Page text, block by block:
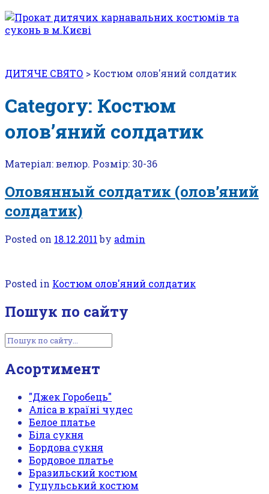
ДИТЯЧЕ СВЯТО > Костюм олов'яний солдатик
Category: Костюм
олов’яний солдатик
Матеріал: велюр. Розмір: 30-36
Оловянный солдатик (олов’яний
солдатик)
Posted on 18.12.2011 by admin
Posted in Костюм олов'яний солдатик
Пошук по сайту
Асортимент
"Джек Горобець"
Аліса в країні чудес
Белое платье
Біла сукня
Бордова сукня
Бордовое платье
Бразильский костюм
Гуцульський костюм